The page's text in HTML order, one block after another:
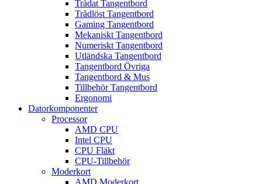
Trådat Tangentbord
Trådlöst Tangentbord
Gaming Tangentbord
Mekaniskt Tangentbord
Numeriskt Tangentbord
Utländska Tangentbord
Tangentbord Övriga
Tangentbord & Mus
Tillbehör Tangentbord
Ergonomi
Datorkomponenter
Processor
AMD CPU
Intel CPU
CPU Fläkt
CPU-Tillbehör
Moderkort
AMD Moderkort